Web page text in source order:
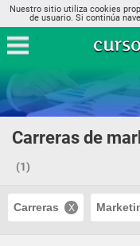
Nuestro sitio utiliza cookies
de usuario. Si continúa
Carreras de
(1)
Carreras